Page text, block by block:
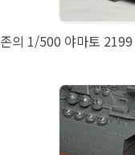
의 1/500 야마토